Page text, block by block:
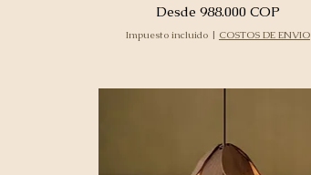
Desde 988.000 COP
Precio de oferta
Impuesto incluido| COSTOS DE ENVIO